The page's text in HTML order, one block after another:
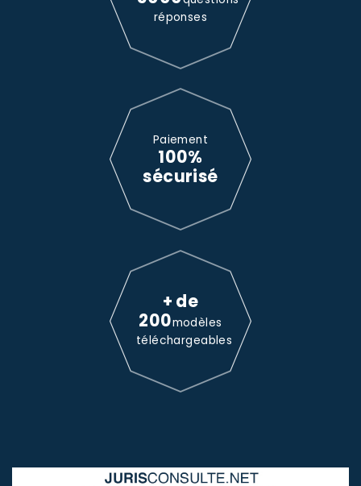
réponses
Paiement
100%
sécurisé
+ de
200modèles
téléchargeables